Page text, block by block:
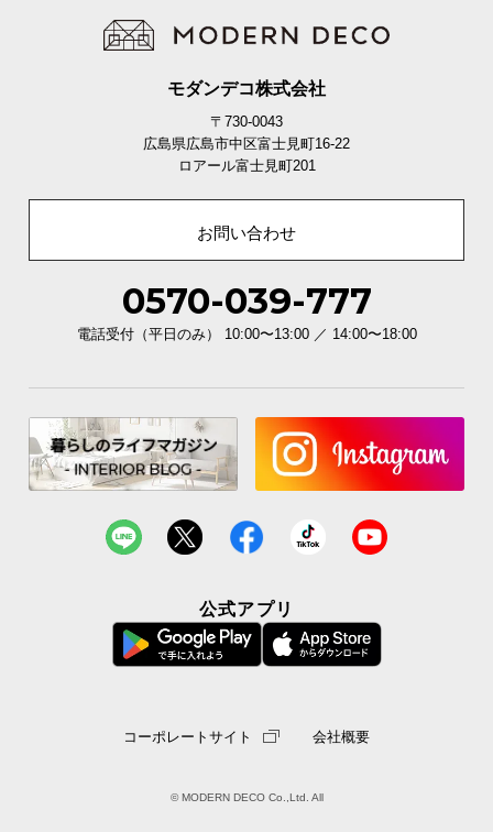
モダンデコ株式会社
〒730-0043
広島県広島市中区富士見町16-22
ロアール富士見町201
お問い合わせ
0570-039-777
電話受付（平日のみ） 10:00〜13:00 ／ 14:00〜18:00
公式アプリ
コーポレートサイト 会社概要
© MODERN DECO Co.,Ltd. All